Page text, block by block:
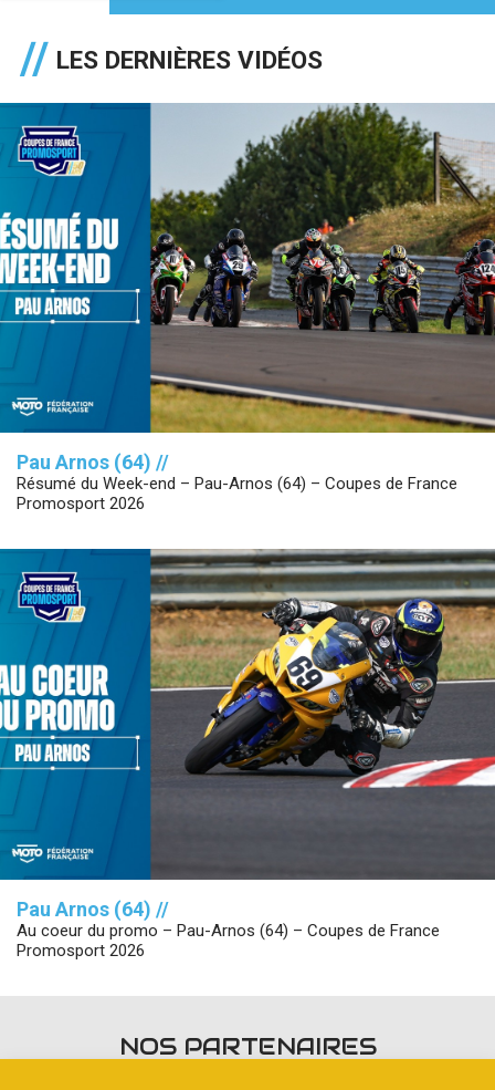
LES DERNIÈRES VIDÉOS
Pau Arnos (64) //
Résumé du Week-end – Pau-Arnos (64) – Coupes de France
Promosport 2026
Pau Arnos (64) //
Au coeur du promo – Pau-Arnos (64) – Coupes de France
Promosport 2026
NOS PARTENAIRES